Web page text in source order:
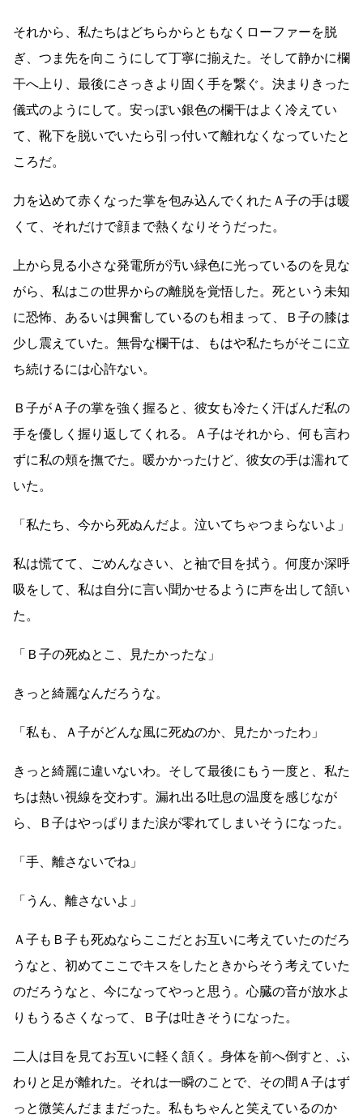
それから、私たちはどちらからともなくローファーを脱
ぎ、つま先を向こうにして丁寧に揃えた。そして静かに欄
干へ上り、最後にさっきより固く手を繋ぐ。決まりきった
儀式のようにして。安っぽい銀色の欄干はよく冷えてい
て、靴下を脱いでいたら引っ付いて離れなくなっていたと
ころだ。
力を込めて赤くなった掌を包み込んでくれたＡ子の手は暖
くて、それだけで顔まで熱くなりそうだった。
上から見る小さな発電所が汚い緑色に光っているのを見な
がら、私はこの世界からの離脱を覚悟した。死という未知
に恐怖、あるいは興奮しているのも相まって、Ｂ子の膝は
少し震えていた。無骨な欄干は、もはや私たちがそこに立
ち続けるには心許ない。
Ｂ子がＡ子の掌を強く握ると、彼女も冷たく汗ばんだ私の
手を優しく握り返してくれる。Ａ子はそれから、何も言わ
ずに私の頬を撫でた。暖かかったけど、彼女の手は濡れて
いた。
「私たち、今から死ぬんだよ。泣いてちゃつまらないよ」
私は慌てて、ごめんなさい、と袖で目を拭う。何度か深呼
吸をして、私は自分に言い聞かせるように声を出して頷い
た。
「Ｂ子の死ぬとこ、見たかったな」
きっと綺麗なんだろうな。
「私も、Ａ子がどんな風に死ぬのか、見たかったわ」
きっと綺麗に違いないわ。そして最後にもう一度と、私た
ちは熱い視線を交わす。漏れ出る吐息の温度を感じなが
ら、Ｂ子はやっぱりまた涙が零れてしまいそうになった。
「手、離さないでね」
「うん、離さないよ」
Ａ子もＢ子も死ぬならここだとお互いに考えていたのだろ
うなと、初めてここでキスをしたときからそう考えていた
のだろうなと、今になってやっと思う。心臓の音が放水よ
りもうるさくなって、Ｂ子は吐きそうになった。
二人は目を見てお互いに軽く頷く。身体を前へ倒すと、ふ
わりと足が離れた。それは一瞬のことで、その間Ａ子はず
っと微笑んだままだった。私もちゃんと笑えているのか